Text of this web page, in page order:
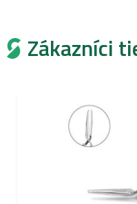
Zákazníci